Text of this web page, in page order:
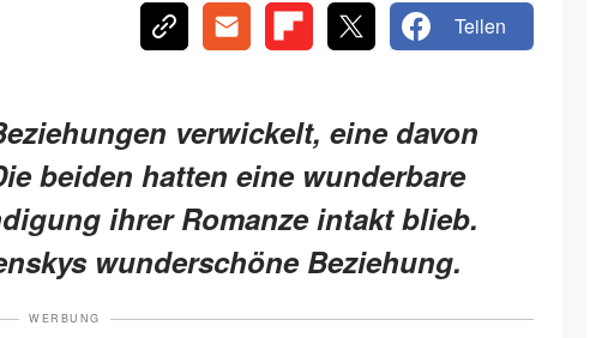
Teilen
verwickelt, eine davon
beiden hatten eine wunderbare
ihrer Romanze intakt blieb.
wunderschöne Beziehung.
WERBUNG